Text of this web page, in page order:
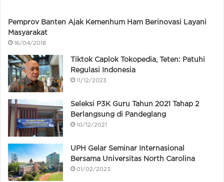
Pemprov Banten Ajak Kemenhum Ham Berinovasi Layani
Masyarakat
16/04/2018
Tiktok Caplok Tokopedia, Teten: Patuhi
Regulasi Indonesia
11/12/2023
Seleksi P3K Guru Tahun 2021 Tahap 2
Berlangsung di Pandeglang
10/12/2021
UPH Gelar Seminar Internasional
Bersama Universitas North Carolina
01/02/2023